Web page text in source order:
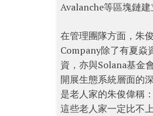
Avalanche等區塊鏈建
在管理團隊方面，朱
Company除了有夏焱
資，亦與Solana基金
開展生態系統層面的
是老人家的朱俊偉稱
這些老人家一定比不